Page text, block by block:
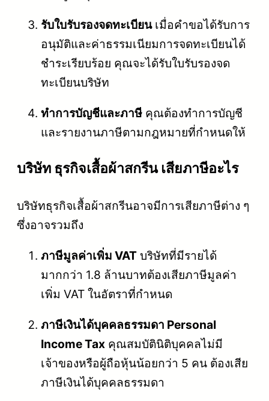
รับใบรับรองจดทะเบียนเมื่อคำขอได้รับการ
อนุมัติและค่าธรรมเนียมการจดทะเบียนได้
ชำระเรียบร้อย คุณจะได้รับใบรับรองจด
ทะเบียนบริษัท
ทำการบัญชีและภาษี คุณต้องทำการบัญชี
และรายงานภาษีตามกฎหมายที่กำหนดให้
บริษัท ธุรกิจเสื้อผ้าสกรีน เสียภาษีอะไร
บริษัทธุรกิจเสื้อผ้าสกรีนอาจมีการเสียภาษีต่าง ๆ
ซึ่งอาจรวมถึง
ภาษีมูลค่าเพิ่ม VAT บริษัทที่มีรายได้
มากกว่า 1.8 ล้านบาทต้องเสียภาษีมูลค่า
เพิ่ม VAT ในอัตราที่กำหนด
ภาษีเงินได้บุคคลธรรมดา Personal
Income Tax คุณสมบัตินิติบุคคลไม่มี
เจ้าของหรือผู้ถือหุ้นน้อยกว่า 5 คน ต้องเสีย
ภาษีเงินได้บุคคลธรรมดา